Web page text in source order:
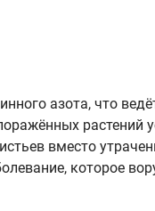
азота, что
растений
вместо
которое